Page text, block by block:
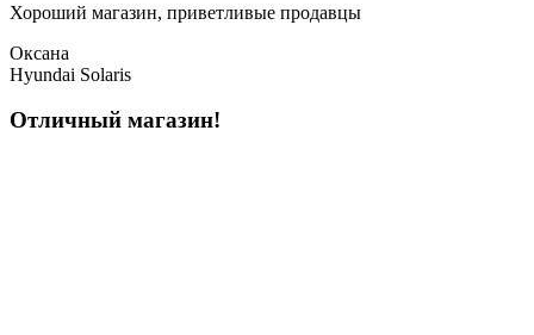
Хороший магазин, приветливые продавцы
Оксана
Hyundai Solaris
Отличный магазин!